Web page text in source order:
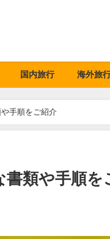
国内旅行 海外旅
手順をご紹介
類や手順を